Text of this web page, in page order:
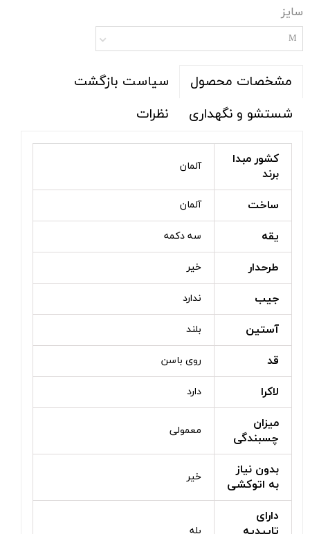
سایز
M
مشخصات محصول
سیاست بازگشت
شستشو و نگهداری
نظرات
کشور مبدا
برند
آلمان
ساخت آلمان
یقه سه دکمه
طرحدار خیر
جیب ندارد
آستین بلند
قد روی باسن
لاکرا دارد
میزان
چسبندگی
معمولی
بدون نیاز
به اتوکشی
خیر
دارای
بله